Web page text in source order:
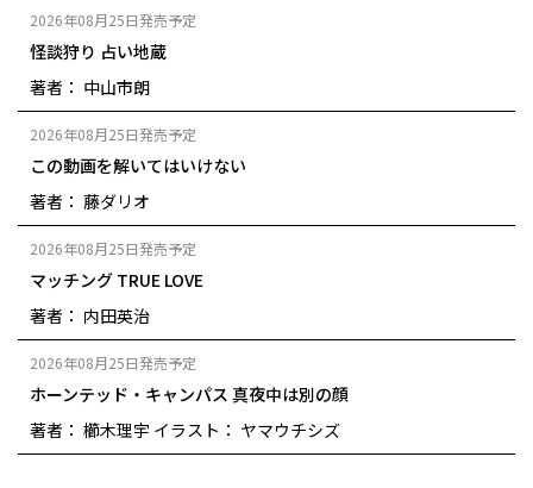
2026年08月25日発売予定
怪談狩り 占い地蔵
著者： 中山市朗
2026年08月25日発売予定
この動画を解いてはいけない
著者： 藤ダリオ
2026年08月25日発売予定
マッチング TRUE LOVE
著者： 内田英治
2026年08月25日発売予定
ホーンテッド・キャンパス 真夜中は別の顔
著者： 櫛木理宇 イラスト： ヤマウチシズ